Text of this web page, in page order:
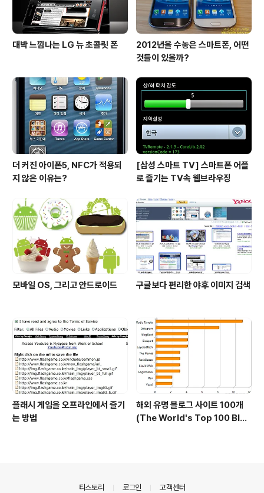
대박 느낌나는 LG 뉴 초콜릿 폰
2012년을 수놓은 스마트폰, 어떤
것들이 있을까?
더 커진 아이폰5, NFC가 적용되
지 않은 이유는?
[삼성 스마트 TV] 스마트폰 어플
로 즐기는 TV속 웹브라우징
모바일 OS, 그리고 안드로이드 구글보다 편리한 야후 이미지 검색
플래시 게임을 오프라인에서 즐기
는 방법
해외 유명 블로그 사이트 100개
(The World's Top 100 Blog
티스토리 로그인 고객센터